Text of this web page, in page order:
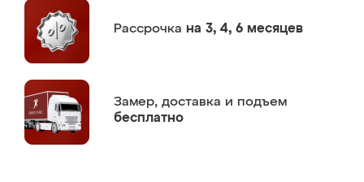
Рассрочка на 3, 4, 6 месяцев
Замер, доставка и подъем
бесплатно